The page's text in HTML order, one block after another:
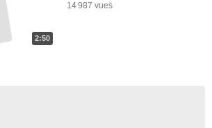
2:50
14 987 vues